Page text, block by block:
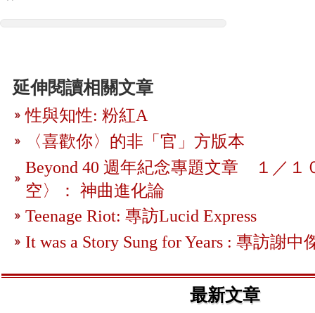
延伸閱讀相關文章
性與知性: 粉紅A
〈喜歡你〉的非「官」方版本
Beyond 40 週年紀念專題文章 １／１
空〉： 神曲進化論
Teenage Riot: 專訪Lucid Express
It was a Story Sung for Years : 專訪謝中
最新文章